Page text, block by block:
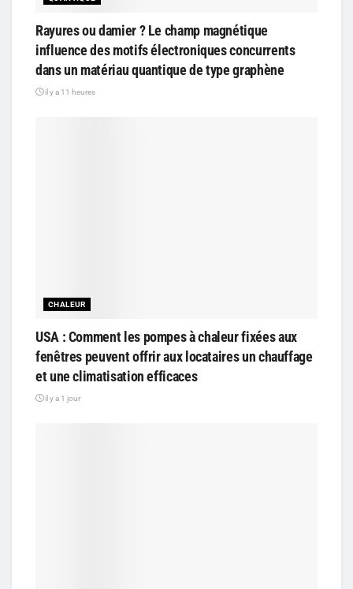
Rayures ou damier ? Le champ magnétique
influence des motifs électroniques concurrents
dans un matériau quantique de type graphène
il y a 11 heures
CHALEUR
USA : Comment les pompes à chaleur fixées aux
fenêtres peuvent offrir aux locataires un chauffage
et une climatisation efficaces
il y a 1 jour